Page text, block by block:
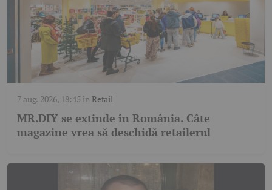
7 aug. 2026, 18:45 în Retail
MR.DIY se extinde în România. Câte
magazine vrea să deschidă retailerul